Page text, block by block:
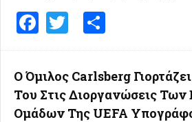
Facebook
Twitter
Ο Όμιλος Carlsberg
Του Στις Διοργανώσεις
Ομάδων Της UEFA